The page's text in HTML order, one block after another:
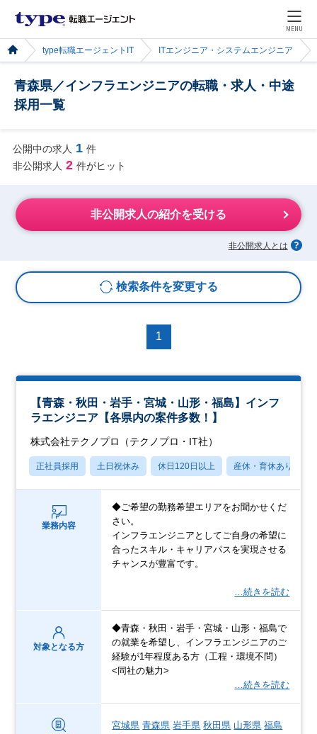
MENU
type転職エージェントIT ITエンジニア・システムエンジニア
青森県／インフラエンジニアの転職・求人・中途
採用一覧
公開中の求人 1 件
非公開求人 2 件がヒット
非公開求人の紹介を受ける
非公開求人とは
検索条件を変更する
1
【青森・秋田・岩手・宮城・山形・福島】インフ
ラエンジニア【各県内の案件多数！】
株式会社テクノプロ（テクノプロ・IT社）
正社員採用 土日祝休み 休日120日以上 産休・育休あり
業務内容
◆ご希望の勤務希望エリアをお聞かせくだ
さい。
インフラエンジニアとしてご自身の希望に
合ったスキル・キャリアパスを実現させる
チャンスが豊富です。
…続きを読む
対象となる方
◆青森・秋田・岩手・宮城・山形・福島で
の就業を希望し、インフラエンジニアのご
経験が1年程度ある方（工程・環境不問）
<同社の魅力>
…続きを読む
宮城県 青森県 岩手県 秋田県 山形県 福島